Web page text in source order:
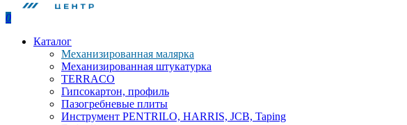
0
Каталог
Механизированная малярка
Механизированная штукатурка
TERRACO
Гипсокартон, профиль
Пазогребневые плиты
Инструмент PENTRILO, HARRIS, JCB, Taping